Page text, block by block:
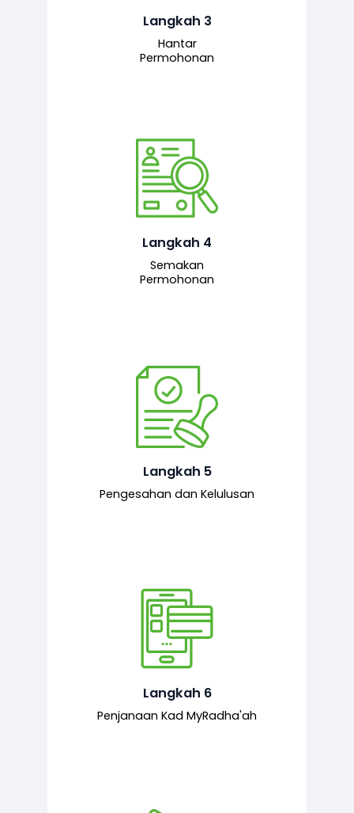
Langkah 3
Hantar
Permohonan
bertanggungjawab.
Langkah 4
Semakan
Permohonan
Pegawai penyemak menyemak
maklumat yang dikemukakan. Jika
semua maklumat adalah lengkap dan
kepada pegawai pelulus untuk
tindakan seterusnya.
Langkah 5
Pengesahan dan Kelulusan
Pegawai pelulus menilai permohonan
dan memberi pengesahan serta
kelulusan akhir sekiranya semuanya
mematuhi syarat ditetapkan.
Langkah 6
Penjanaan Kad MyRadha'ah
Setelah permohonan diluluskan, kad
MyRadha’ah akan dijana.